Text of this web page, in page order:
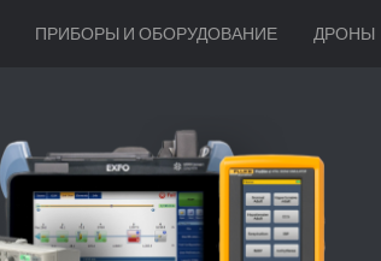
ПРИБОРЫ И ОБОРУДОВАНИЕ ДРОНЫ